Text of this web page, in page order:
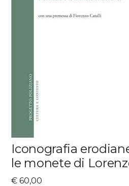
Iconografia
le monete di
€ 60,00